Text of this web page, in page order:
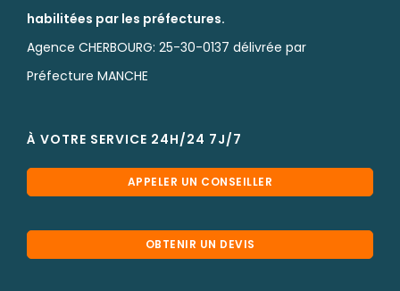
habilitées par les préfectures.
Agence CHERBOURG: 25-30-0137 délivrée par
Préfecture MANCHE
À VOTRE SERVICE 24H/24 7J/7
APPELER UN CONSEILLER
OBTENIR UN DEVIS